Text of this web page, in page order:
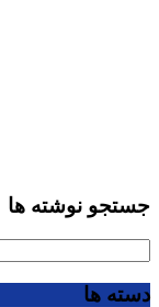
جستجو نوشته ها
دسته ها